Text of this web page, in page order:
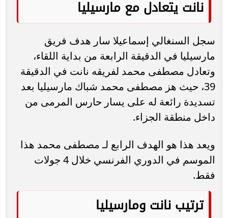
نانت يتعادل مع مارسيليا
سجل السنغالي إسماعيلا سار هدف فريق
مارسيليا في الدقيقة الرابعة من بداية اللقاء،
وتعادل مصطفى محمد لفريقه نانت في الدقيقة
39، حيث هز مصطفى محمد شباك مارسيليا بعد
تسديدة رائعة له على يسار حارس المرمى من
داخل منطقة الجزاء.
ويعد هذا هو الهدف الرابع لـ مصطفى محمد هذا
الموسم في الدوري الفرنسي خلال 4 جولات
فقط.
ترتيب نانت ومارسيليا